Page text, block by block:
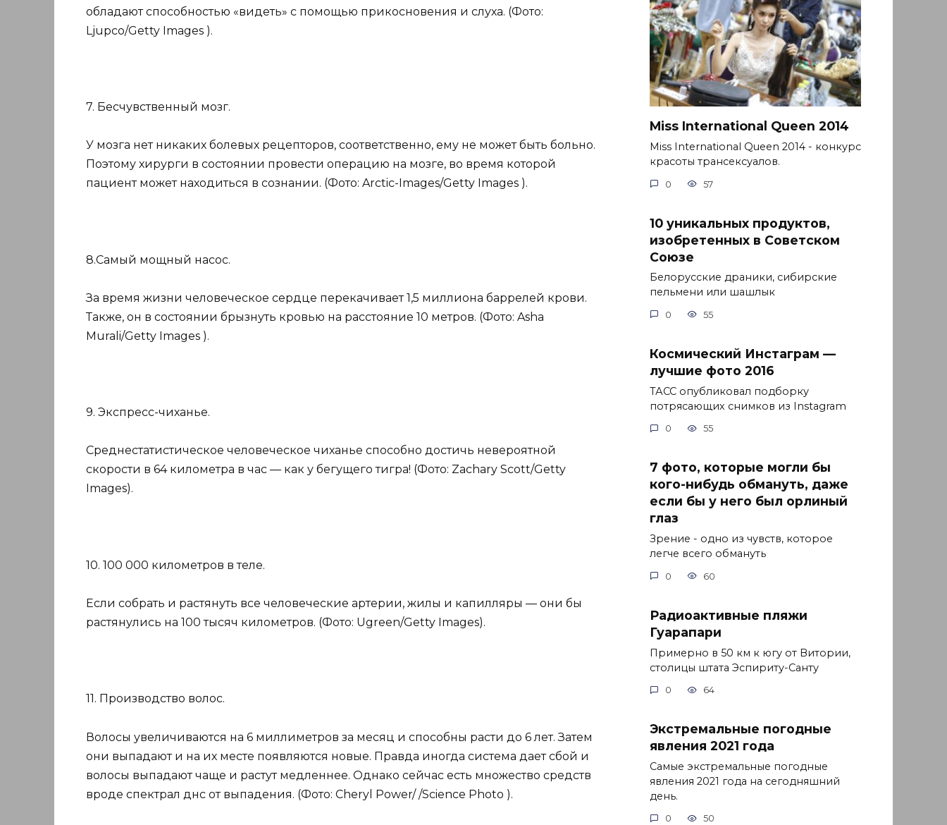
обладают способностью «видеть» с помощью прикосновения и слуха. (Фото:
Ljupco/Getty Images ).
7. Бесчувственный мозг.
У мозга нет никаких болевых рецепторов, соответственно, ему не может быть больно.
Поэтому хирурги в состоянии провести операцию на мозге, во время которой
пациент может находиться в сознании. (Фото: Arctic-Images/Getty Images ).
8.Самый мощный насос.
За время жизни человеческое сердце перекачивает 1,5 миллиона баррелей крови.
Также, он в состоянии брызнуть кровью на расстояние 10 метров. (Фото: Asha
Murali/Getty Images ).
9. Экспресс-чиханье.
Среднестатистическое человеческое чиханье способно достичь невероятной
скорости в 64 километра в час — как у бегущего тигра! (Фото: Zachary Scott/Getty
Images).
10. 100 000 километров в теле.
Если собрать и растянуть все человеческие артерии, жилы и капилляры — они бы
растянулись на 100 тысяч километров. (Фото: Ugreen/Getty Images).
11. Производство волос.
Волосы увеличиваются на 6 миллиметров за месяц и способны расти до 6 лет. Затем
они выпадают и на их месте появляются новые. Правда иногда система дает сбой и
волосы выпадают чаще и растут медленнее. Однако сейчас есть множество средств
вроде спектрал днс от выпадения. (Фото: Cheryl Power/ /Science Photo ).
Miss International Queen 2014
Miss International Queen 2014 - конкурс
красоты трансексуалов.
0 57
10 уникальных продуктов,
изобретенных в Советском
Союзе
Белорусские драники, сибирские
пельмени или шашлык
0 55
Космический Инстаграм —
лучшие фото 2016
ТАСС опубликовал подборку
потрясающих снимков из Instagram
0 55
7 фото, которые могли бы
кого-нибудь обмануть, даже
если бы у него был орлиный
глаз
Зрение - одно из чувств, которое
легче всего обмануть
0 60
Радиоактивные пляжи
Гуарапари
Примерно в 50 км к югу от Витории,
столицы штата Эспириту-Санту
0 64
Экстремальные погодные
явления 2021 года
Самые экстремальные погодные
явления 2021 года на сегодняшний
день.
0 50